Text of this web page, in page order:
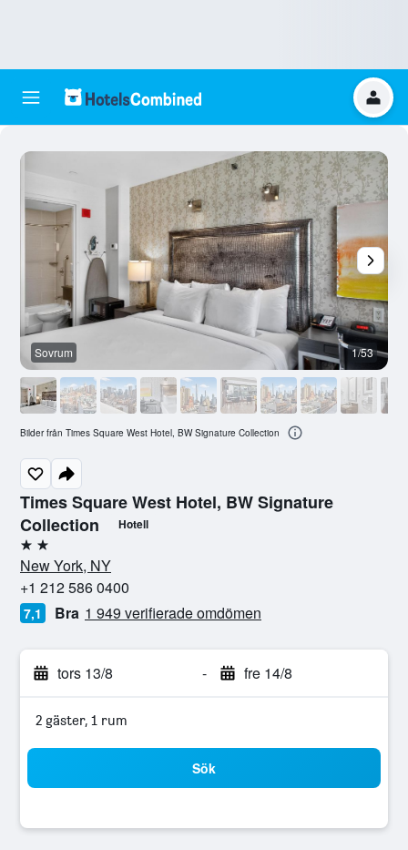
Times Square West Hotel, BW Signature
Collection
Hotell
2 stjärnor
New York, NY
+1 212 586 0400
7,1 Bra 1 949 verifierade omdömen
tors 13/8 - fre 14/8
2 gäster, 1 rum
Sök
Sovrum 1/53
Bilder från Times Square West Hotel, BW Signature Collection